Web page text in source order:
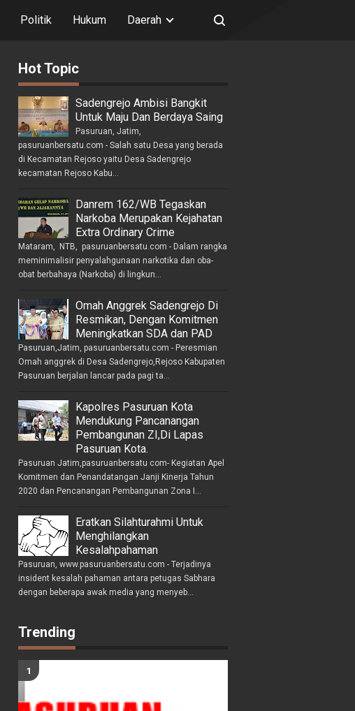
Politik Hukum Daerah
Hot Topic
Sadengrejo Ambisi Bangkit
Untuk Maju Dan Berdaya Saing
Pasuruan, Jatim,
pasuruanbersatu.com - Salah satu Desa yang berada
di Kecamatan Rejoso yaitu Desa Sadengrejo
kecamatan Rejoso Kabu...
Danrem 162/WB Tegaskan
Narkoba Merupakan Kejahatan
Extra Ordinary Crime
Mataram, NTB, pasuruanbersatu.com - Dalam rangka
meminimalisir penyalahgunaan narkotika dan oba-
obat berbahaya (Narkoba) di lingkun...
Omah Anggrek Sadengrejo Di
Resmikan, Dengan Komitmen
Meningkatkan SDA dan PAD
Pasuruan,Jatim, pasuruanbersatu.com - Peresmian
Omah anggrek di Desa Sadengrejo,Rejoso Kabupaten
Pasuruan berjalan lancar pada pagi ta...
Kapolres Pasuruan Kota
Mendukung Pancanangan
Pembangunan ZI,Di Lapas
Pasuruan Kota.
Pasuruan Jatim,pasuruanbersatu com- Kegiatan Apel
Komitmen dan Penandatangan Janji Kinerja Tahun
2020 dan Pencanangan Pembangunan Zona I...
Eratkan Silahturahmi Untuk
Menghilangkan
Kesalahpahaman
Pasuruan, www.pasuruanbersatu.com - Terjadinya
insident kesalah pahaman antara petugas Sabhara
dengan beberapa awak media yang menyeb...
Trending